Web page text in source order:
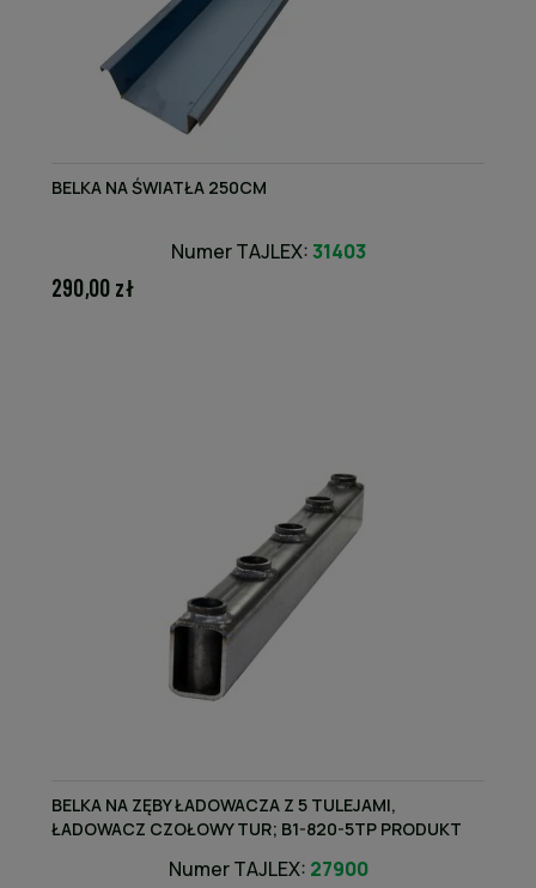
BELKA NA ŚWIATŁA 250CM
Numer TAJLEX:31403
290,00 zł
BELKA NA ZĘBY ŁADOWACZA Z 5 TULEJAMI,
ŁADOWACZ CZOŁOWY TUR; B1-820-5TP PRODUKT
Numer TAJLEX: 27900